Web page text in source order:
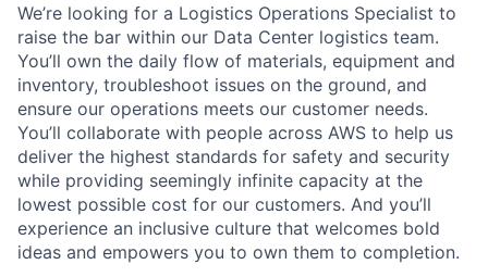
We’re looking for a Logistics Operations Specialist to
raise the bar within our Data Center logistics team.
You’ll own the daily flow of materials, equipment and
inventory, troubleshoot issues on the ground, and
ensure our operations meets our customer needs.
You’ll collaborate with people across AWS to help us
deliver the highest standards for safety and security
while providing seemingly infinite capacity at the
lowest possible cost for our customers. And you’ll
experience an inclusive culture that welcomes bold
ideas and empowers you to own them to completion.